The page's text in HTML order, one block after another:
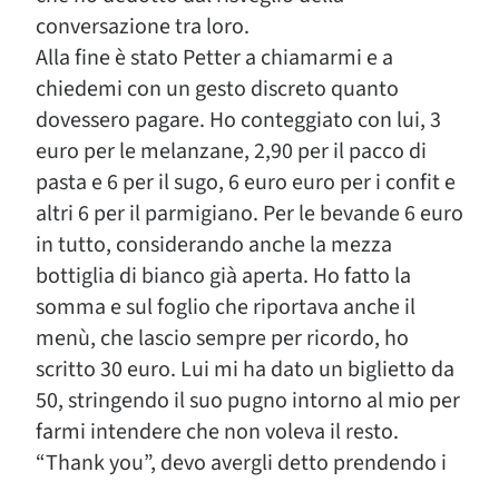
conversazione tra loro.
Alla fine è stato Petter a chiamarmi e a
chiedemi con un gesto discreto quanto
dovessero pagare. Ho conteggiato con lui, 3
euro per le melanzane, 2,90 per il pacco di
pasta e 6 per il sugo, 6 euro euro per i confit e
altri 6 per il parmigiano. Per le bevande 6 euro
in tutto, considerando anche la mezza
bottiglia di bianco già aperta. Ho fatto la
somma e sul foglio che riportava anche il
menù, che lascio sempre per ricordo, ho
scritto 30 euro. Lui mi ha dato un biglietto da
50, stringendo il suo pugno intorno al mio per
farmi intendere che non voleva il resto.
“Thank you”, devo avergli detto prendendo i